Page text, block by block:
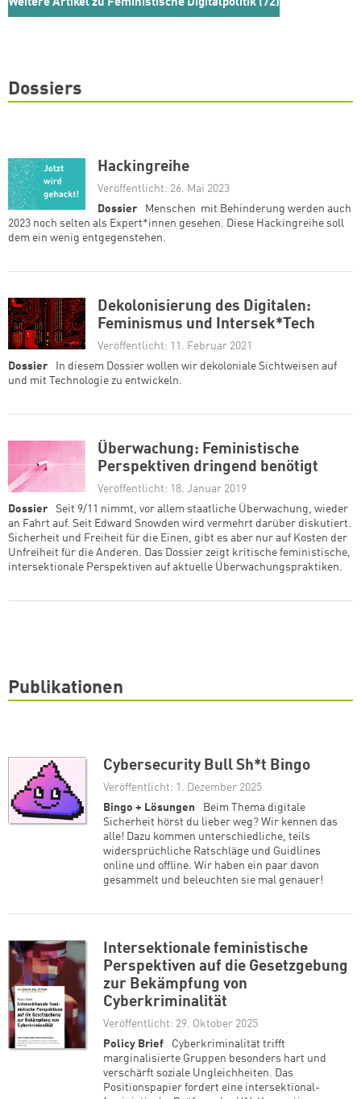
Weitere Artikel zu Feministische Digitalpolitik (72)
Dossiers
Hackingreihe
Veröffentlicht: 26. Mai 2023
Dossier
Menschen mit Behinderung werden auch
2023 noch selten als Expert*innen gesehen. Diese Hackingreihe soll
dem ein wenig entgegenstehen.
Dekolonisierung des Digitalen:
Feminismus und Intersek*Tech
Veröffentlicht: 11. Februar 2021
Dossier
In diesem Dossier wollen wir dekoloniale Sichtweisen auf
und mit Technologie zu entwickeln.
Überwachung: Feministische
Perspektiven dringend benötigt
Veröffentlicht: 18. Januar 2019
Dossier
Seit 9/11 nimmt, vor allem staatliche Überwachung, wieder
an Fahrt auf. Seit Edward Snowden wird vermehrt darüber diskutiert.
Sicherheit und Freiheit für die Einen, gibt es aber nur auf Kosten der
Unfreiheit für die Anderen. Das Dossier zeigt kritische feministische,
intersektionale Perspektiven auf aktuelle Überwachungspraktiken.
Publikationen
Cybersecurity Bull Sh*t Bingo
Veröffentlicht: 1. Dezember 2025
Bingo + Lösungen
Beim Thema digitale
Sicherheit hörst du lieber weg? Wir kennen das
alle! Dazu kommen unterschiedliche, teils
widersprüchliche Ratschläge und Guidlines
online und offline. Wir haben ein paar davon
gesammelt und beleuchten sie mal genauer!
Intersektionale feministische
Perspektiven auf die Gesetzgebung
zur Bekämpfung von
Cyberkriminalität
Veröffentlicht: 29. Oktober 2025
Policy Brief
Cyberkriminalität trifft
marginalisierte Gruppen besonders hart und
verschärft soziale Ungleichheiten. Das
Positionspapier fordert eine intersektional-